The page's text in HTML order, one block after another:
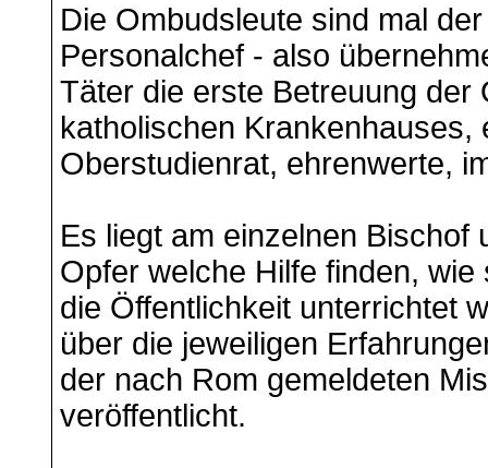
Die Ombudsleute sind mal
Personalchef - also
Täter die erste Betreuung der
katholischen
Oberstudienrat, ehrenwerte,
Es liegt am einzelnen Bischof
Opfer welche Hilfe finden,
die Öffentlichkeit unterrichtet
über die jeweiligen
der nach Rom gemeldeten
veröffentlicht.